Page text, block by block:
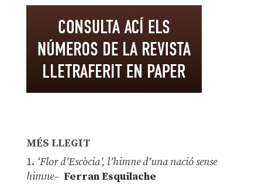
MÉS LLEGIT
1. ‘Flor d’Escòcia’, l’himne d’una nació sense
himne– Ferran Esquilache